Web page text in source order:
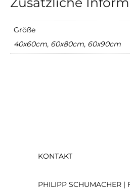
Größe
40x60cm, 60x80cm, 60x90cm
KONTAKT
PHILIPP SCHUMACHER |